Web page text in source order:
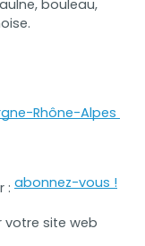
bouleau,
Rhône-Alpes
: abonnez-vous !
site web